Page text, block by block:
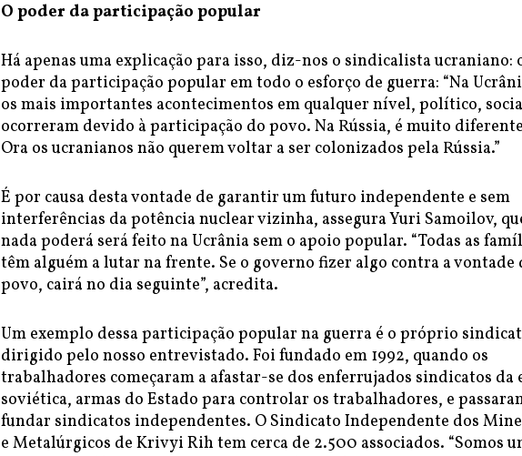
O poder da participação popular
Há apenas uma explicação para isso, diz-nos o sindicalista ucraniano:
poder da participação popular em todo o esforço de guerra: “Na
os mais importantes acontecimentos em qualquer nível, político,
ocorreram devido à participação do povo. Na Rússia, é muito
Ora os ucranianos não querem voltar a ser colonizados pela Rússia.”
É por causa desta vontade de garantir um futuro independente e sem
interferências da potência nuclear vizinha, assegura Yuri Samoilov,
nada poderá será feito na Ucrânia sem o apoio popular. “Todas as
têm alguém a lutar na frente. Se o governo fizer algo contra a vontade
povo, cairá no dia seguinte”, acredita.
Um exemplo dessa participação popular na guerra é o próprio
dirigido pelo nosso entrevistado. Foi fundado em 1992, quando os
trabalhadores começaram a afastar-se dos enferrujados sindicatos da
soviética, armas do Estado para controlar os trabalhadores, e
fundar sindicatos independentes. O Sindicato Independente dos
e Metalúrgicos de Krivyi Rih tem cerca de 2.500 associados. “Somos